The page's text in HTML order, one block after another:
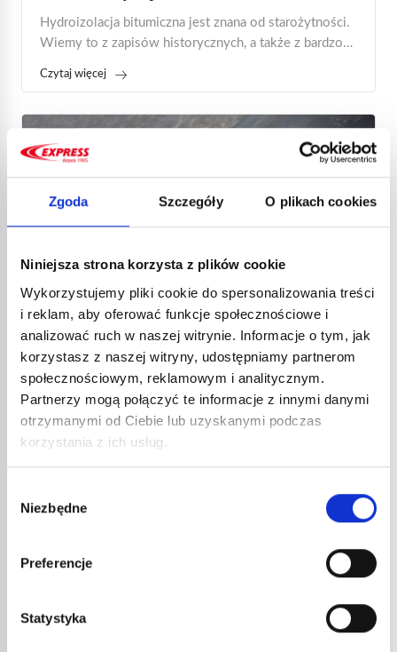
Zgoda Szczegóły O plikach cookies
Niniejsza strona korzysta z plików cookie
Wykorzystujemy pliki cookie do spersonalizowania treści
i reklam, aby oferować funkcje społecznościowe i
analizować ruch w naszej witrynie. Informacje o tym, jak
korzystasz z naszej witryny, udostępniamy partnerom
społecznościowym, reklamowym i analitycznym.
Partnerzy mogą połączyć te informacje z innymi danymi
otrzymanymi od Ciebie lub uzyskanymi podczas
korzystania z ich usług.
zgody
Niezbędne
Preferencje
Statystyka
Hydroizolacja bitumiczna jest znana od starożytności.
Wiemy to z zapisów historycznych, a także z bardzo
rozwiązanie, np. wały przeciwpowodziowe...
Czytaj więcej
14
LIP
Uszczelnianie
Rozwijacz do papy Express
Skuteczność hydroizolacji bitumicznych sprawia, że są
one chętnie stosowane w budownictwie. Aby ułatwić
i przyspieszyć montaż, a także zaoszczędzić fizycznej,
męczącej pracy pracownikom, firma Express...